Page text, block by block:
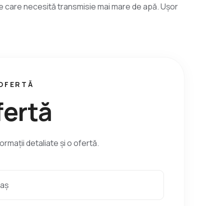
necesită transmisie mai mare de apă. Ușor
ertă
detaliate și o ofertă.